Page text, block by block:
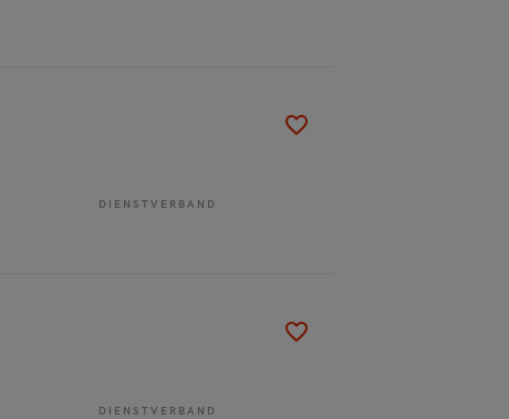
DIENSTVERBAND
DIENSTVERBAND